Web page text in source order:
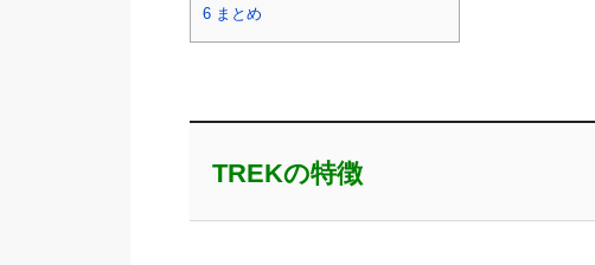
6まとめ
TREKの特徴